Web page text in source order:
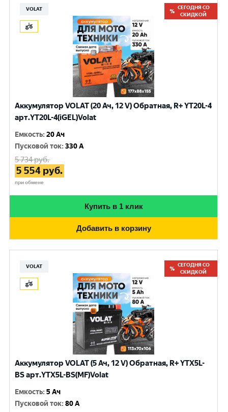
VOLAT
СЕГОДНЯ СО
СКИДКОЙ
Аккумулятор VOLAT (20 Ач, 12 V) Обратная, R+ YT20L-4
арт.YT20L-4(iGEL)Volat
Емкость:20 Ач
Пусковой ток:330 A
5 734руб.
5 554 руб.
при обмене
Купить в 1 клик
Добавить в корзину
VOLAT
СЕГОДНЯ СО
СКИДКОЙ
Аккумулятор VOLAT (5 Ач, 12 V) Обратная, R+ YTX5L-
BS арт.YTX5L-BS(MF)Volat
Емкость:5 Ач
Пусковой ток:80 A